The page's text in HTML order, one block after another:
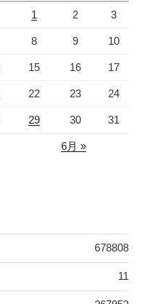
1 2 3
8 9 10
15 16 17
22 23 24
29 30 31
6月 »
678808
11